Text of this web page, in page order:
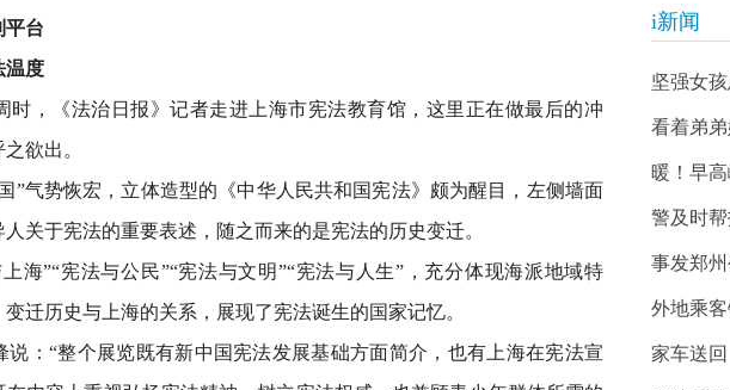
平台
温度
，《法治日报》记者走进上海市宪法教育馆，这里正在做最后的冲
欲出。
势恢宏，立体造型的《中华人民共和国宪法》颇为醒目，左侧墙面
关于宪法的重要表述，随之而来的是宪法的历史变迁。
”“宪法与公民”“宪法与文明”“宪法与人生”，充分体现海派地域特
迁历史与上海的关系，展现了宪法诞生的国家记忆。
“整个展览既有新中国宪法发展基础方面简介，也有上海在宪法宣
i新闻
坚强女
看着弟
暖！早
警及时
事发郑州
外地乘
家车送回